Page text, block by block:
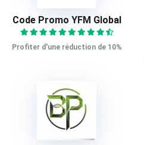
Code Promo YFM Global
Profiter d'une réduction de 10%